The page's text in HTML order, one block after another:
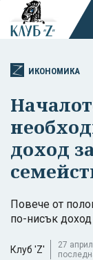
ИКОНОМИКА
доход
Повече от
по-нисък
Клуб 'Z'
27